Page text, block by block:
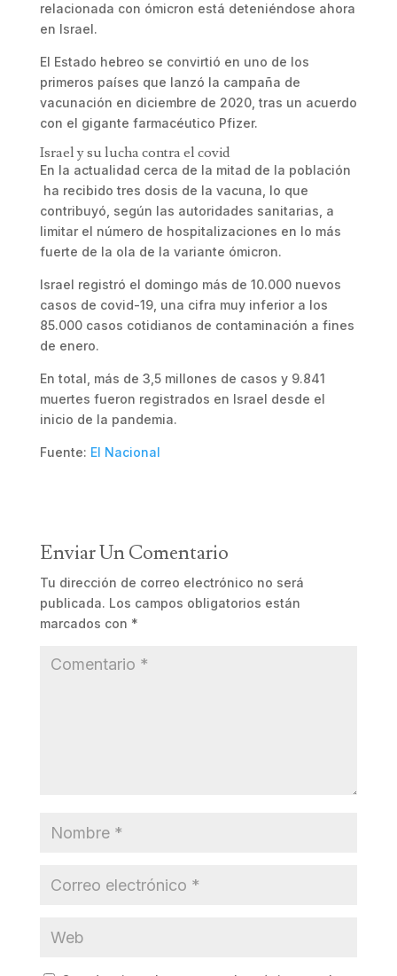
relacionada con ómicron está deteniéndose ahora
en Israel.
El Estado hebreo se convirtió en uno de los
primeros países que lanzó la campaña de
vacunación en diciembre de 2020, tras un acuerdo
con el gigante farmacéutico Pfizer.
Israel y su lucha contra el covid
En la actualidad cerca de la mitad de la población
ha recibido tres dosis de la vacuna, lo que
contribuyó, según las autoridades sanitarias, a
limitar el número de hospitalizaciones en lo más
fuerte de la ola de la variante ómicron.
Israel registró el domingo más de 10.000 nuevos
casos de covid-19, una cifra muy inferior a los
85.000 casos cotidianos de contaminación a fines
de enero.
En total, más de 3,5 millones de casos y 9.841
muertes fueron registrados en Israel desde el
inicio de la pandemia.
Fuente: El Nacional
Enviar Un Comentario
Tu dirección de correo electrónico no será
publicada. Los campos obligatorios están
marcados con *